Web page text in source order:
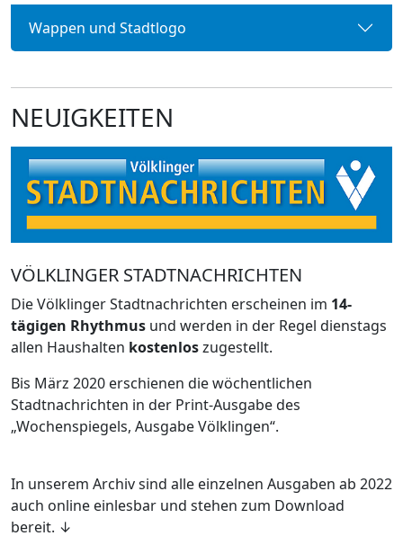
Wappen und Stadtlogo
NEUIGKEITEN
VÖLKLINGER STADTNACHRICHTEN
Die Völklinger Stadtnachrichten erscheinen im 14-
tägigen Rhythmus und werden in der Regel dienstags
allen Haushalten kostenloszugestellt.
Bis März 2020 erschienen die wöchentlichen
Stadtnachrichten in der Print-Ausgabe des
„Wochenspiegels, Ausgabe Völklingen“.
In unserem Archiv sind alle einzelnen Ausgaben ab 2022
auch online einlesbar und stehen zum Download
bereit. ↓